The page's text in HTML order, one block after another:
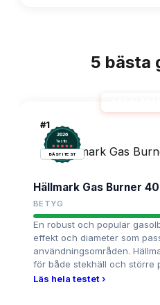
5 bästa
#1
2026
Testix.
BÄST I TEST
Hällmark Gas Burner
BETYG
En robust och populär
effekt och diameter som
användningsområden.
för både stekhäll och större
Läs hela testet ›